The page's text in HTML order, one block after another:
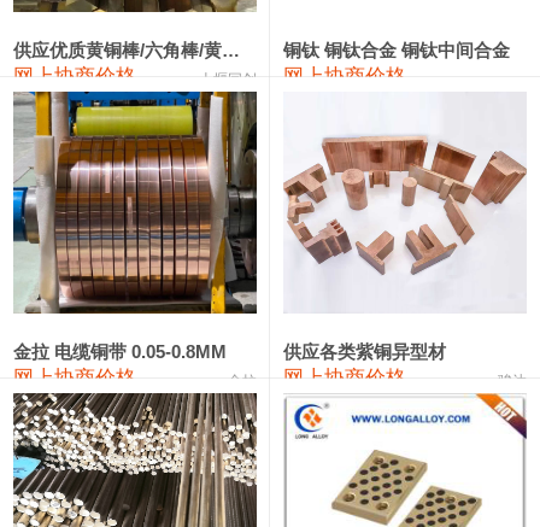
金属硅3303#-2202# 10,400—14,200 12,300 0
漆包线 111,970—115,970 113,970
磷铜合金 110,800—117,600 114,200 400
无氧铜丝(硬) 109,710—110,010 109,860
R410A专用紫铜管 113,700—113,700
铸造铝合金锭(A380） 26,300—26,500 26,400 100
铝合金ADC12 24,200—24,400 100
铸造铝合金锭(ZL102) 24,300—24,500 24,400
供应优质黄铜棒/六角棒/黄铜方板
网上协商价格 十堰同创
铜钛 铜钛合金 铜钛中间合金
网上协商价格
金拉 电缆铜带 0.05-0.8MM
网上协商价格 金拉
供应各类紫铜异型材
网上协商价格 骏达